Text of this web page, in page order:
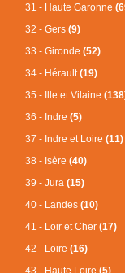
31 - Haute Garonne
32 - Gers(9)
33 - Gironde(52)
34 - Hérault(19)
35 - Ille et Vilaine
36 - Indre(5)
37 - Indre et Loire(11)
38 - Isère(40)
39 - Jura(15)
40 - Landes(10)
41 - Loir et Cher(17)
42 - Loire(16)
43 - Haute Loire(5)